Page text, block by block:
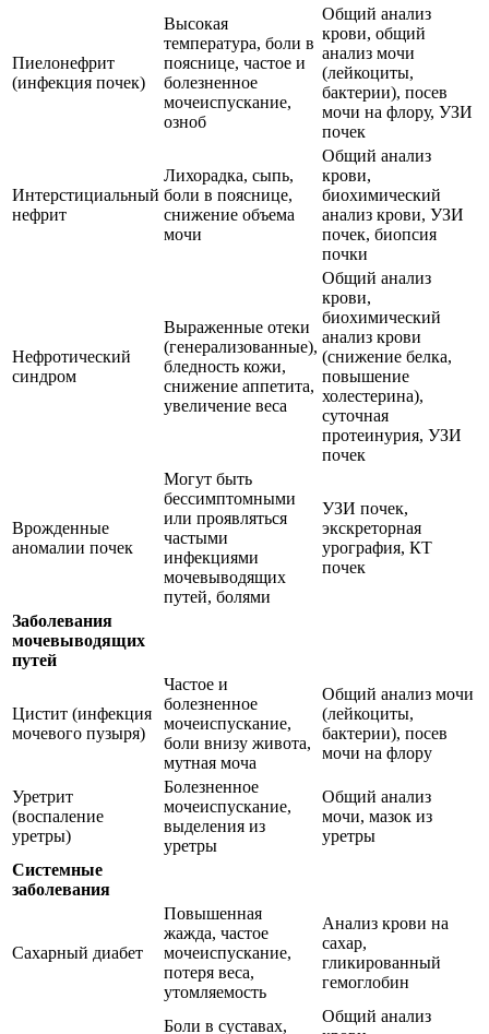
Пиелонефрит
(инфекция почек)
Высокая
температура, боли в
пояснице, частое и
болезненное
мочеиспускание,
озноб
Общий анализ
крови, общий
анализ мочи
(лейкоциты,
бактерии), посев
мочи на флору, УЗИ
почек
Интерстициальный
нефрит
Лихорадка, сыпь,
боли в пояснице,
снижение объема
мочи
Общий анализ
крови,
биохимический
анализ крови, УЗИ
почек, биопсия
почки
Нефротический
синдром
Выраженные отеки
(генерализованные),
бледность кожи,
снижение аппетита,
увеличение веса
Общий анализ
крови,
биохимический
анализ крови
(снижение белка,
повышение
холестерина),
суточная
протеинурия, УЗИ
почек
Врожденные
аномалии почек
Могут быть
бессимптомными
или проявляться
частыми
инфекциями
мочевыводящих
путей, болями
УЗИ почек,
экскреторная
урография, КТ
почек
Заболевания
мочевыводящих
путей
Цистит (инфекция
мочевого пузыря)
Частое и
болезненное
мочеиспускание,
боли внизу живота,
мутная моча
Общий анализ мочи
(лейкоциты,
бактерии), посев
мочи на флору
Уретрит
(воспаление
уретры)
Болезненное
мочеиспускание,
выделения из
уретры
Общий анализ
мочи, мазок из
уретры
Системные
заболевания
Сахарный диабет
Повышенная
жажда, частое
мочеиспускание,
потеря веса,
утомляемость
Анализ крови на
сахар,
гликированный
гемоглобин
Боли в суставах,
Общий анализ